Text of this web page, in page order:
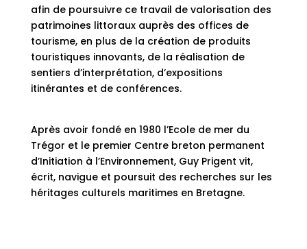
afin de poursuivre ce travail de valorisation des
patrimoines littoraux auprès des offices de
tourisme, en plus de la création de produits
touristiques innovants, de la réalisation de
sentiers d’interprétation, d’expositions
itinérantes et de conférences.
Après avoir fondé en 1980 l’Ecole de mer du
Trégor et le premier Centre breton permanent
d’Initiation à l’Environnement, Guy Prigent vit,
écrit, navigue et poursuit des recherches sur les
héritages culturels maritimes en Bretagne.